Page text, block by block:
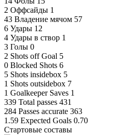
2 Оффсайды 1
43 Владение мячом 57
6 Удары 12
4 Удары в створ 1
3 Голы 0
2 Shots off Goal 5
0 Blocked Shots 6
5 Shots insidebox 5
1 Shots outsidebox 7
1 Goalkeeper Saves 1
339 Total passes 431
284 Passes accurate 363
1.59 Expected Goals 0.70
Стартовые составы